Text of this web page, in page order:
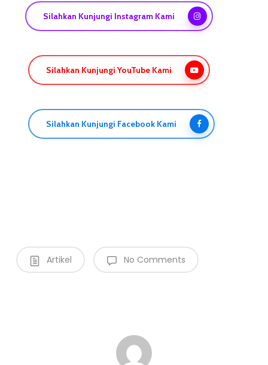
Silahkan Kunjungi Instagram Kami
Silahkan Kunjungi YouTube Kami
Silahkan Kunjungi Facebook Kami
Artikel No Comments